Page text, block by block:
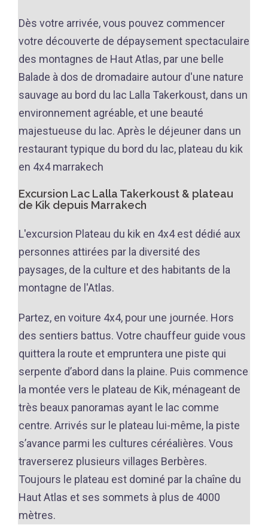
Dès votre arrivée, vous pouvez commencer
votre découverte de dépaysement spectaculaire
des montagnes de Haut Atlas, par une belle
Balade à dos de dromadaire autour d'une nature
sauvage au bord du lac Lalla Takerkoust, dans un
environnement agréable, et une beauté
majestueuse du lac. Après le déjeuner dans un
restaurant typique du bord du lac, plateau du kik
en 4x4 marrakech
Excursion Lac Lalla Takerkoust & plateau
de Kik depuis Marrakech
L'excursion Plateau du kik en 4x4 est dédié aux
personnes attirées par la diversité des
paysages, de la culture et des habitants de la
montagne de l'Atlas.
Partez, en voiture 4x4, pour une journée. Hors
des sentiers battus. Votre chauffeur guide vous
quittera la route et empruntera une piste qui
serpente d’abord dans la plaine. Puis commence
la montée vers le plateau de Kik, ménageant de
très beaux panoramas ayant le lac comme
centre. Arrivés sur le plateau lui-même, la piste
s’avance parmi les cultures céréalières. Vous
traverserez plusieurs villages Berbères.
Toujours le plateau est dominé par la chaîne du
Haut Atlas et ses sommets à plus de 4000
mètres.